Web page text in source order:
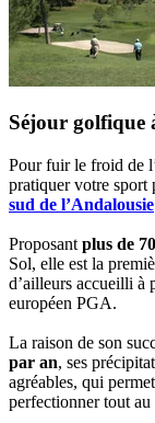
Séjour golfique
Pour fuir le froid de
pratiquer votre sport
sud de l’Andalousie
Proposant plus de
Sol, elle est la
d’ailleurs accueilli à
européen PGA.
La raison de son
par an, ses
agréables, qui
perfectionner tout au